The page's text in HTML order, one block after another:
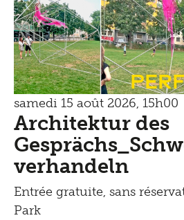
samedi 15 août 2026, 15h00
Architektur des
verhandeln
Entrée gratuite, sans
Park